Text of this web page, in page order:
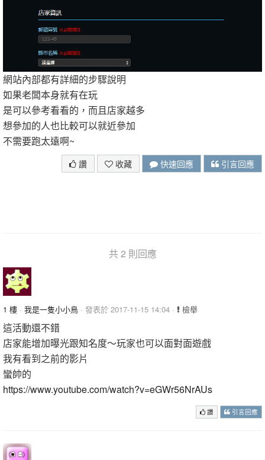
網站內部都有詳細的步驟說明
如果老闆本身就有在玩
是可以參考看看的，而且店家越多
想參加的人也比較可以就近參加
不需要跑太遠啊~
讚 收藏 快速回應 引言回應
共 2 則回應
1 樓 · 我是一隻小小鳥 · 發表於 2017-11-15 14:04 · 檢舉
這活動還不錯
店家能增加曝光跟知名度～玩家也可以面對面遊戲
我有看到之前的影片
蠻帥的
https://www.youtube.com/watch?v=eGWr56NrAUs
讚 引言回應